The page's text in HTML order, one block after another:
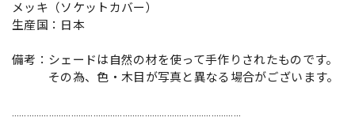
メッキ（ソケットカバー）
生産国：日本
備考：シェードは自然の材を使って手作りされたものです。
その為、色・木目が写真と異なる場合がございます。
…………………………………………………………………………………